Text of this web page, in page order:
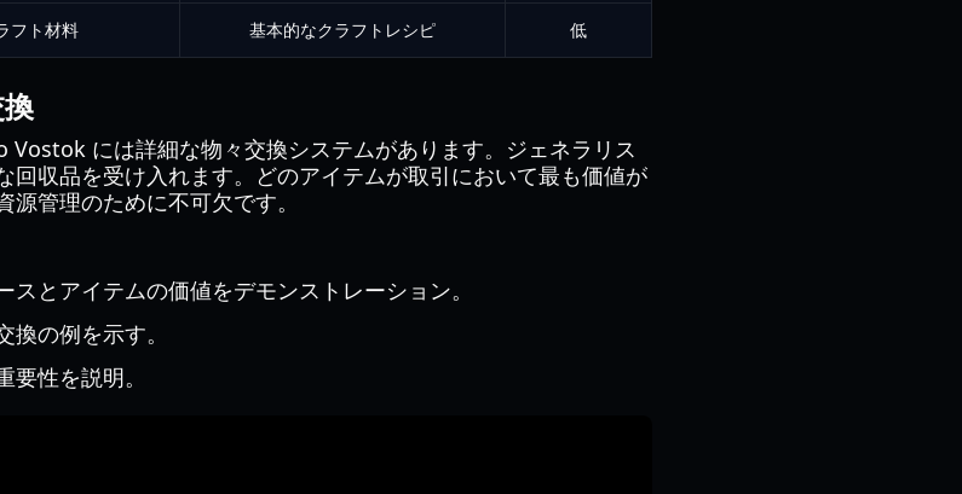
フト材料 基本的なクラフトレシピ 低
には詳細な物々交換システムがあります。ジェネラリス
回収品を受け入れます。どのアイテムが取引において最も価値が
管理のために不可欠です。
とアイテムの価値をデモンストレーション。
の例を示す。
性を説明。